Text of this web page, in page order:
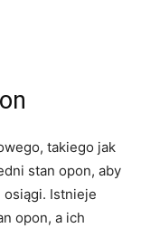
takiego jak
stan opon, ​aby
Istnieje‍
opon, a ich